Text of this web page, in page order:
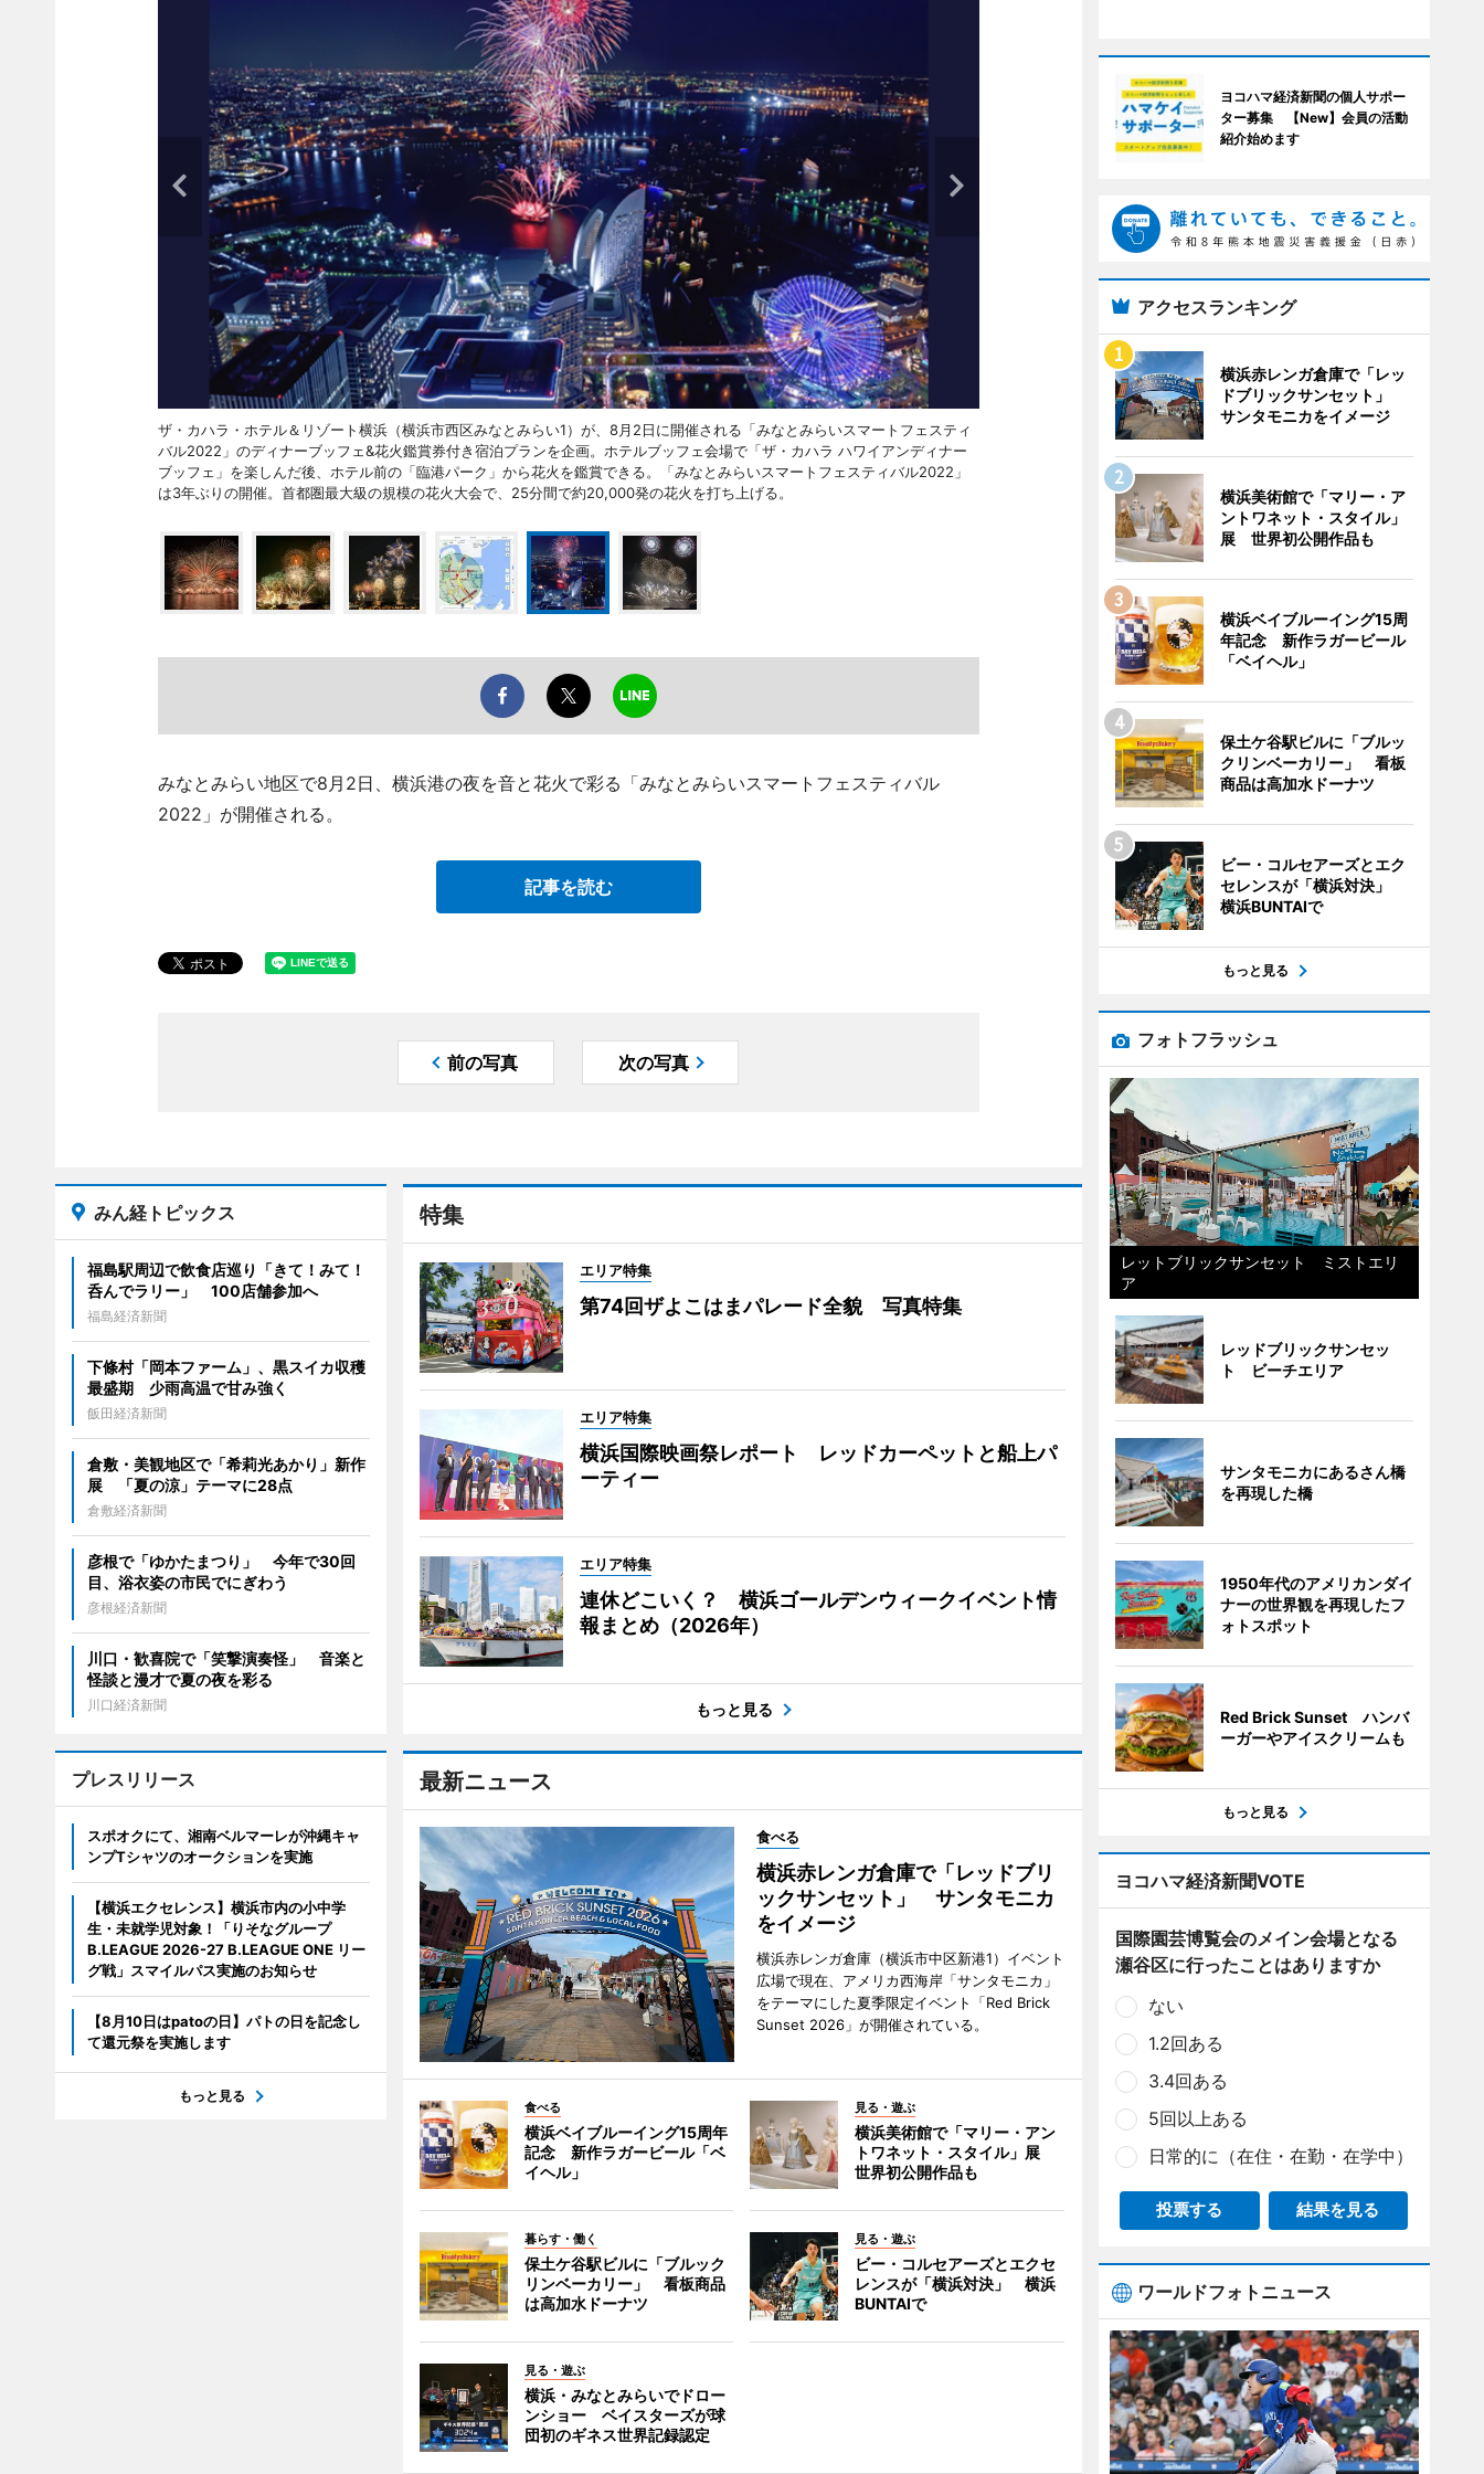
ザ・カハラ・ホテル＆リゾート横浜（横浜市西区みなとみらい1）が、8月2日に開催される「みなとみらいスマートフェスティ
バル2022」のディナーブッフェ&花火鑑賞券付き宿泊プランを企画。ホテルブッフェ会場で「ザ・カハラ ハワイアンディナー
ブッフェ」を楽しんだ後、ホテル前の「臨港パーク」から花火を鑑賞できる。「みなとみらいスマートフェスティバル2022」
は3年ぶりの開催。首都圏最大級の規模の花火大会で、25分間で約20,000発の花火を打ち上げる。
みなとみらい地区で8月2日、横浜港の夜を音と花火で彩る「みなとみらいスマートフェスティバル
2022」が開催される。
記事を読む
前の写真 次の写真
特集
エリア特集
第74回ザよこはまパレード全貌 写真特集
エリア特集
横浜国際映画祭レポート レッドカーペットと船上パ
ーティー
エリア特集
連休どこいく？ 横浜ゴールデンウィークイベント情
報まとめ（2026年）
もっと見る
最新ニュース
食べる
横浜赤レンガ倉庫で「レッドブリ
ックサンセット」 サンタモニカ
をイメージ
横浜赤レンガ倉庫（横浜市中区新港1）イベント
広場で現在、アメリカ西海岸「サンタモニカ」
をテーマにした夏季限定イベント「Red Brick
Sunset 2026」が開催されている。
食べる
横浜ベイブルーイング15周年
記念 新作ラガービール「ベ
イヘル」
見る・遊ぶ
横浜美術館で「マリー・アン
トワネット・スタイル」展
世界初公開作品も
暮らす・働く
保土ケ谷駅ビルに「ブルック
リンベーカリー」 看板商品
は高加水ドーナツ
見る・遊ぶ
ビー・コルセアーズとエクセ
レンスが「横浜対決」 横浜
BUNTAIで
見る・遊ぶ
横浜・みなとみらいでドロー
ンショー ベイスターズが球
団初のギネス世界記録認定
みん経トピックス
福島駅周辺で飲食店巡り「きて！みて！
呑んでラリー」 100店舗参加へ
福島経済新聞
下條村「岡本ファーム」、黒スイカ収穫
最盛期 少雨高温で甘み強く
飯田経済新聞
倉敷・美観地区で「希莉光あかり」新作
展 「夏の涼」テーマに28点
倉敷経済新聞
彦根で「ゆかたまつり」 今年で30回
目、浴衣姿の市民でにぎわう
彦根経済新聞
川口・歓喜院で「笑撃演奏怪」 音楽と
怪談と漫才で夏の夜を彩る
川口経済新聞
プレスリリース
スポオクにて、湘南ベルマーレが沖縄キャ
ンプTシャツのオークションを実施
【横浜エクセレンス】横浜市内の小中学
生・未就学児対象！「りそなグループ
B.LEAGUE 2026-27 B.LEAGUE ONE リー
グ戦」スマイルパス実施のお知らせ
【8月10日はpatoの日】パトの日を記念し
て還元祭を実施します
もっと見る
ヨコハマ経済新聞の個人サポー
ター募集 【New】会員の活動
紹介始めます
アクセスランキング
横浜赤レンガ倉庫で「レッ
ドブリックサンセット」
サンタモニカをイメージ
横浜美術館で「マリー・ア
ントワネット・スタイル」
展 世界初公開作品も
横浜ベイブルーイング15周
年記念 新作ラガービール
「ベイヘル」
保土ケ谷駅ビルに「ブルッ
クリンベーカリー」 看板
商品は高加水ドーナツ
ビー・コルセアーズとエク
セレンスが「横浜対決」
横浜BUNTAIで
もっと見る
フォトフラッシュ
レットブリックサンセット ミストエリ
ア
レッドブリックサンセッ
ト ビーチエリア
サンタモニカにあるさん橋
を再現した橋
1950年代のアメリカンダイ
ナーの世界観を再現したフ
ォトスポット
Red Brick Sunset ハンバ
ーガーやアイスクリームも
もっと見る
ヨコハマ経済新聞VOTE
国際園芸博覧会のメイン会場となる
瀬谷区に行ったことはありますか
ない
1.2回ある
3.4回ある
5回以上ある
日常的に（在住・在勤・在学中）
投票する 結果を見る
ワールドフォトニュース